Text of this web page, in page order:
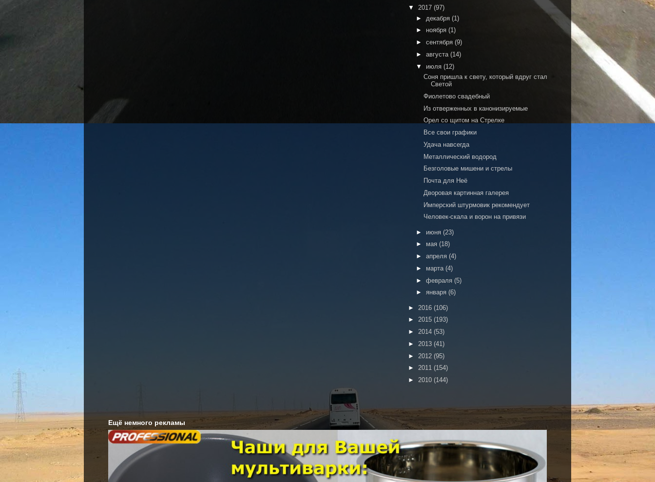
▼ 2017 (97)
► декабря (1)
► ноября (1)
► сентября (9)
► августа (14)
▼ июля (12)
Соня пришла к свету, который вдруг стал
Светой
Фиолетово свадебный
Из отверженных в канонизируемые
Орел со щитом на Стрелке
Все свои графики
Удача навсегда
Металлический водород
Безголовые мишени и стрелы
Почта для Неё
Дворовая картинная галерея
Имперский штурмовик рекомендует
Человек-скала и ворон на привязи
► июня (23)
► мая (18)
► апреля (4)
► марта (4)
► февраля (5)
► января (6)
► 2016 (106)
► 2015 (193)
► 2014 (53)
► 2013 (41)
► 2012 (95)
► 2011 (154)
► 2010 (144)
Ещё немного рекламы